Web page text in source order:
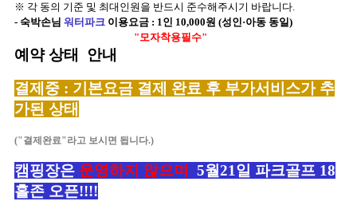
※ 각 동의 기준 및 최대인원을 반드시 준수해주시기 바랍니다.
- 숙박손님 워터파크 이용요금 : 1인 10,000원 (성인·아동 동일)
"모자착용필수"
예약 상태 안내
결제중 : 기본요금 결제 완료 후 부가서비스가 추
가된 상태
("결제완료"라고 보시면 됩니다.)
캠핑장은 운영하지 않으며
5월21일 파크골프 18
홀존 오픈!!!!